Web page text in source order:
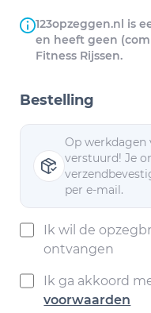
123opzeggen.nl is
en heeft geen
Fitness Rijssen.
Bestelling
Op werkdagen
verstuurd! Je
per e-mail.
Ik wil de
ontvangen
Ik ga akkoord
voorwaarden